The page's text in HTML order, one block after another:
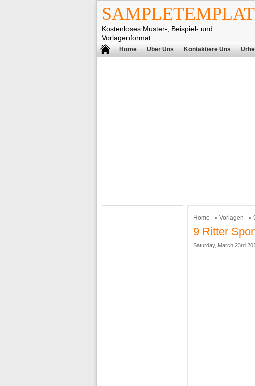
Kostenloses Muster-, Beispiel- und
Vorlagenformat
Home Über Uns Kontaktiere Uns
Home » Vorlagen »
9 Ritter
Saturday, March 23rd